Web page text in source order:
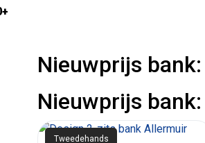
Nieuwprijs
Nieuwprijs
Tweedehands